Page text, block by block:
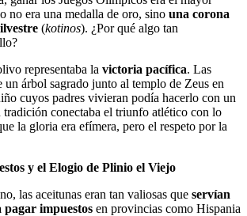
no era una medalla de oro, sino una corona
(kotinos). ¿Por qué algo tan
representaba la victoria pacífica. Las
un árbol sagrado junto al templo de Zeus en
cuyos padres vivieran podía hacerlo con un
conectaba el triunfo atlético con lo
la gloria era efímera, pero el respeto por la
y el Elogio de Plinio el Viejo
las aceitunas eran tan valiosas que servían
pagar impuestos en provincias como Hispania